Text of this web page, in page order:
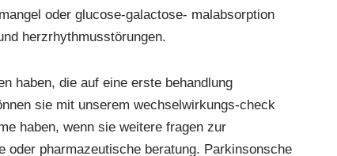
oder glucose-galactose- malabsorption
herzrhythmusstörungen.
haben, die auf eine erste behandlung
sie mit unserem wechselwirkungs-check
haben, wenn sie weitere fragen zur
pharmazeutische beratung. Parkinsonsche